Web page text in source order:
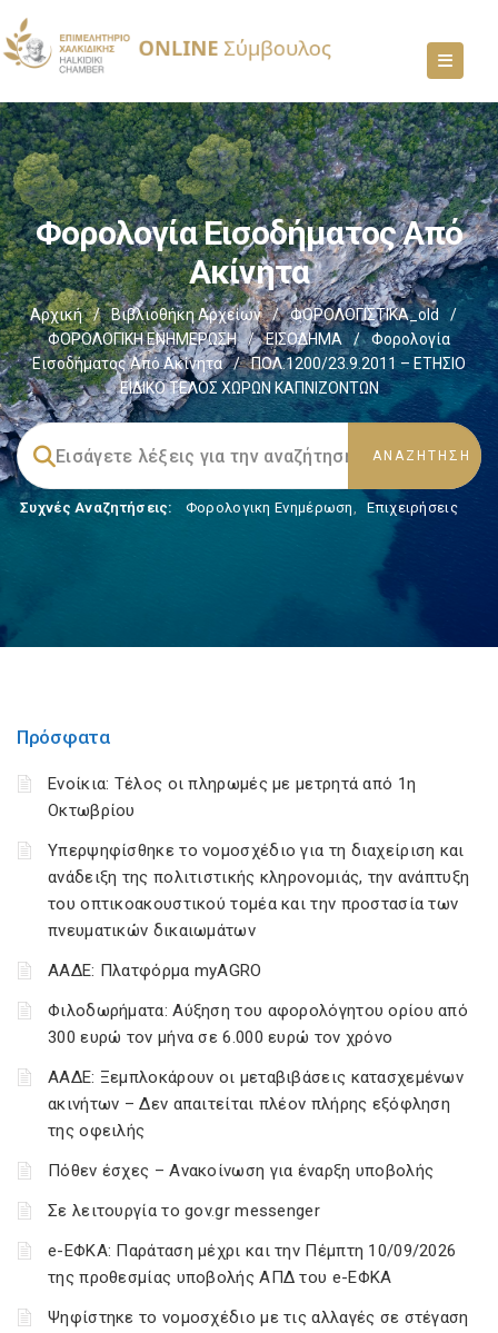
Φορολογία Εισοδήματος Από
Ακίνητα
Αρχική / Βιβλιοθήκη Αρχείων / ΦΟΡΟΛΟΓΙΣΤΙΚΑ_old
/
ΦΟΡΟΛΟΓΙΚΗ ΕΝΗΜΕΡΩΣΗ
/ ΕΙΣΟΔΗΜΑ /
Φορολογία
Εισοδήματος Από Ακίνητα
/
ΠΟΛ.1200/23.9.2011 – ΕΤΗΣΙΟ
ΕΙΔΙΚΟ ΤΕΛΟΣ ΧΩΡΩΝ ΚΑΠΝΙΖΟΝΤΩΝ
Συχνές Αναζητήσεις: Φορολογικη Ενημέρωση, Επιχειρήσεις
Πρόσφατα
Ενοίκια: Τέλος οι πληρωμές με μετρητά από 1η
Οκτωβρίου
Υπερψηφίσθηκε το νομοσχέδιο για τη διαχείριση και
ανάδειξη της πολιτιστικής κληρονομιάς, την ανάπτυξη
του οπτικοακουστικού τομέα και την προστασία των
πνευματικών δικαιωμάτων
ΑΑΔΕ: Πλατφόρμα myAGRO
Φιλοδωρήματα: Αύξηση του αφορολόγητου ορίου από
300 ευρώ τον μήνα σε 6.000 ευρώ τον χρόνο
ΑΑΔΕ: Ξεμπλοκάρουν οι μεταβιβάσεις κατασχεμένων
ακινήτων – Δεν απαιτείται πλέον πλήρης εξόφληση
της οφειλής
Πόθεν έσχες – Ανακοίνωση για έναρξη υποβολής
Σε λειτουργία το gov.gr messenger
e-ΕΦΚΑ: Παράταση μέχρι και την Πέμπτη 10/09/2026
της προθεσμίας υποβολής ΑΠΔ του e-ΕΦΚΑ
Ψηφίστηκε το νομοσχέδιο με τις αλλαγές σε στέγαση